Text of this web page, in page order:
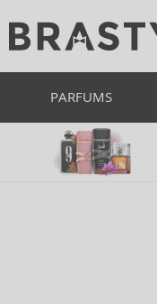
PARFUMS